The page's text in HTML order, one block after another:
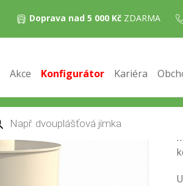
Doprava nad 5 000 Kč ZDARMA
Akce Konfigurátor Kariéra
VSS-3